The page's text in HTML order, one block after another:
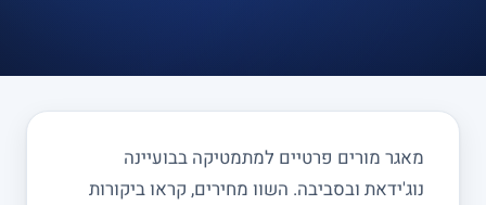
מאגר מורים פרטיים למתמטיקה בבועיינה
נוג'ידאת ובסביבה. השוו מחירים, קראו ביקורות